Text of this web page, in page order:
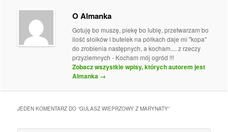
O Almanka
Gotuję bo muszę, piekę bo lubię, przetwarzam bo
ilość słoików i butelek na półkach daje mi "kopa"
do zrobienia następnych, a kocham.... z rzeczy
przyziemnych - Kocham mój ogród !!!
Zobacz wszystkie wpisy, których autorem jest
Almanka →
JEDEN KOMENTARZ DO “GULASZ WIEPRZOWY Z MARYNATY”